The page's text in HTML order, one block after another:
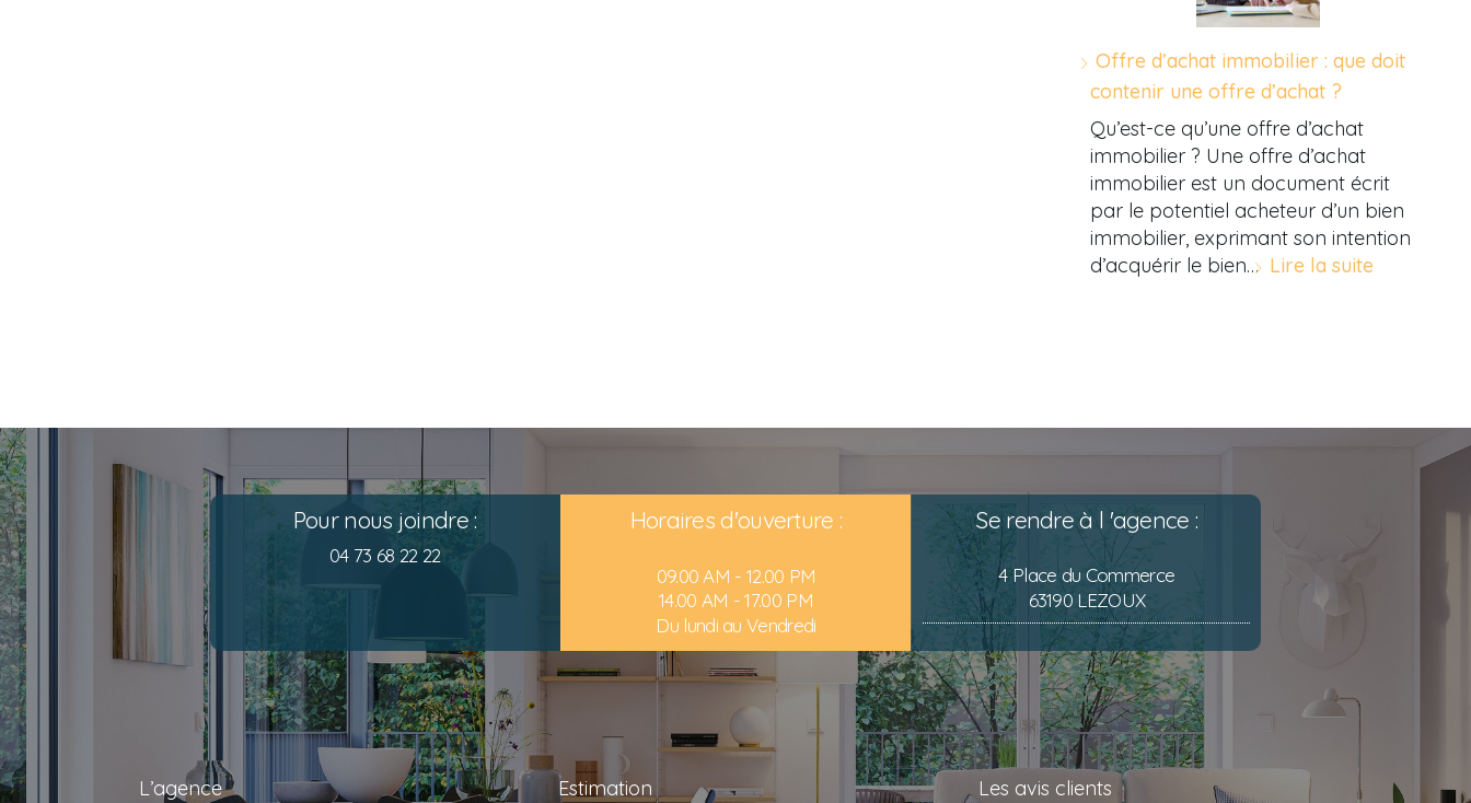
Offre d’achat immobilier : que doit
contenir une offre d’achat ?
Qu’est-ce qu’une offre d’achat
immobilier ? Une offre d’achat
immobilier est un document écrit
par le potentiel acheteur d’un bien
immobilier, exprimant son intention
d’acquérir le bien… Lire la suite
Pour nous joindre :
04 73 68 22 22
Horaires d'ouverture :
09.00 AM - 12.00 PM
14.00 AM - 17.00 PM
Du lundi au Vendredi
Se rendre à l 'agence :
4 Place du Commerce
63190 LEZOUX
L’agence Estimation Les avis clients